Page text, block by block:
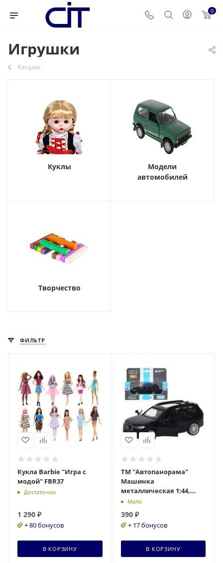
0
Игрушки
Каталог
Куклы
Модели
автомобилей
Творчество
ФИЛЬТР
Кукла Barbie "Игра с
модой" FBR37
Достаточно
1 290 ₽
+ 80 бонусов
В КОРЗИНУ
ТМ "Автопанорама"
Машинка
металлическая 1:44,
BMW X7, черный, откр.
17,5*12,5*6,
Мало
390₽
+ 17 бонусов
В КОРЗИНУ